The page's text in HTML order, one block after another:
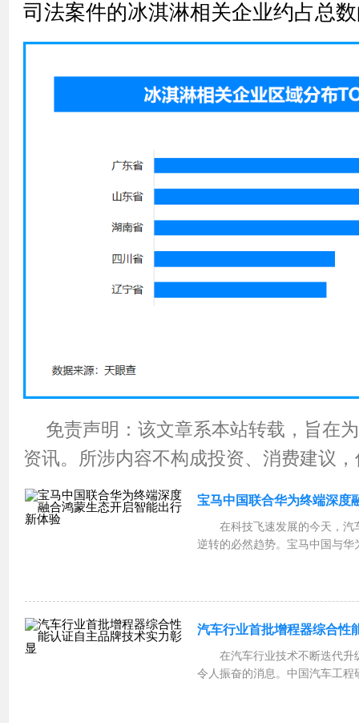
司法案件的冰淇淋相关企业约占总
免责声明：该文章系本站转载，旨在
资讯。所涉内容不构成投资、消费建议
宝马中国联合华为终端深度
在科技飞速发展的今天，
逆转的必然趋势。宝马中国与
汽车行业首批增程器综合性
在汽车行业技术不断迭代
令人振奋的消息。中国汽车工